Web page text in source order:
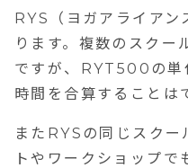
RYS（ヨガアライアン
ります。複数のスクー
ですが、RYT500の単
時間を合算することは
またRYSの同じスク
トやワークショップ